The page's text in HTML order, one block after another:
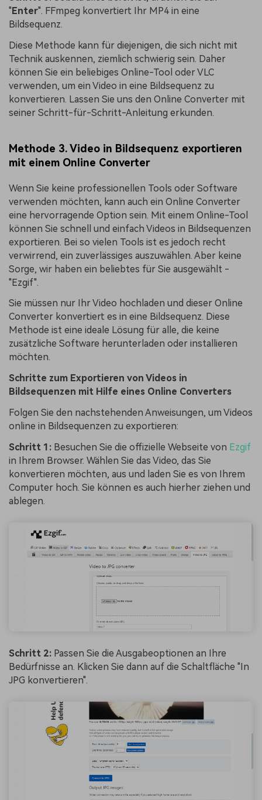
"Enter". FFmpeg konvertiert Ihr MP4 in eine
Bildsequenz.
Diese Methode kann für diejenigen, die sich nicht mit
Technik auskennen, ziemlich schwierig sein. Daher
können Sie ein beliebiges Online-Tool oder VLC
verwenden, um ein Video in eine Bildsequenz zu
konvertieren. Lassen Sie uns den Online Converter mit
seiner Schritt-für-Schritt-Anleitung erkunden.
Methode 3. Video in Bildsequenz exportieren
mit einem Online Converter
Wenn Sie keine professionellen Tools oder Software
verwenden möchten, kann auch ein Online Converter
eine hervorragende Option sein. Mit einem Online-Tool
können Sie schnell und einfach Videos in Bildsequenzen
exportieren. Bei so vielen Tools ist es jedoch recht
verwirrend, ein zuverlässiges auszuwählen. Aber keine
Sorge, wir haben ein beliebtes für Sie ausgewählt -
"Ezgif".
Sie müssen nur Ihr Video hochladen und dieser Online
Converter konvertiert es in eine Bildsequenz. Diese
Methode ist eine ideale Lösung für alle, die keine
zusätzliche Software herunterladen oder installieren
möchten.
Schritte zum Exportieren von Videos in
Bildsequenzen mit Hilfe eines Online Converters
Folgen Sie den nachstehenden Anweisungen, um Videos
online in Bildsequenzen zu exportieren:
Schritt 1: Besuchen Sie die offizielle Webseite von Ezgif
in Ihrem Browser. Wählen Sie das Video, das Sie
konvertieren möchten, aus und laden Sie es von Ihrem
Computer hoch. Sie können es auch hierher ziehen und
ablegen.
Schritt 2: Passen Sie die Ausgabeoptionen an Ihre
Bedürfnisse an. Klicken Sie dann auf die Schaltfläche "In
JPG konvertieren".